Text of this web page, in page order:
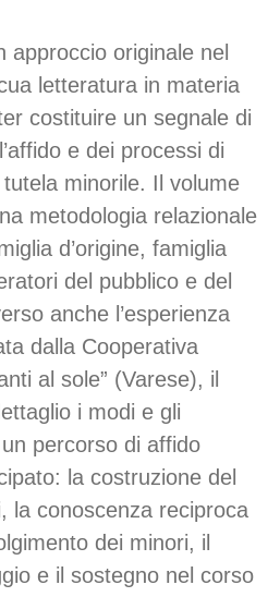
approccio originale nel
letteratura in materia
costituire un segnale di
e dei processi di
tutela minorile. Il volume
metodologia relazionale
d’origine, famiglia
del pubblico e del
anche l’esperienza
dalla Cooperativa
al sole” (Varese), il
i modi e gli
percorso di affido
la costruzione del
la conoscenza reciproca
dei minori, il
e il sostegno nel corso